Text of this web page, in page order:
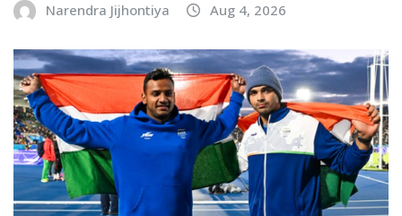
Narendra Jijhontiya Aug 4, 2026